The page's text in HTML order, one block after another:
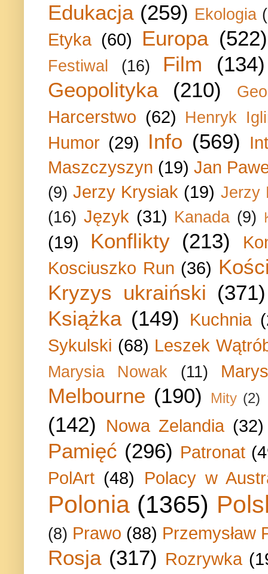
Edukacja (259) Ekologia
Etyka (60) Europa (522)
Festiwal (16) Film
(134)
Geopolityka
(210)
Harcerstwo (62) Henryk
Humor (29) Info (569)
Maszczyszyn (19) Jan
(9) Jerzy Krysiak (19) Jerzy
(16) Język (31) Kanada (9)
(19) Konflikty (213)
Kosciuszko Run (36)
Kryzys ukraiński (371)
Książka (149) Kuchnia
Sykulski (68) Leszek
Marysia Nowak (11)
Melbourne (190) Mity (2)
(142) Nowa Zelandia (32)
Pamięć (296) Patronat
PolArt (48) Polacy w
Polonia (1365)
(8) Prawo (88) Przemysław
Rosja (317) Rozrywka